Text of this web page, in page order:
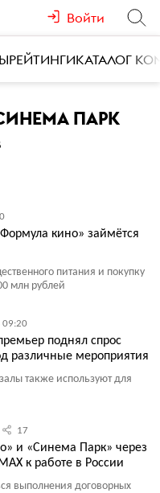
Войти
РЕЙТИНГИКАТАЛОГ
ПАРК
кино» займётся
питания и покупку
млн рублей
09:20
поднял спрос
различные мероприятия
также используют для
17
и «Синема Парк» через
к работе в России
выполнения договорных